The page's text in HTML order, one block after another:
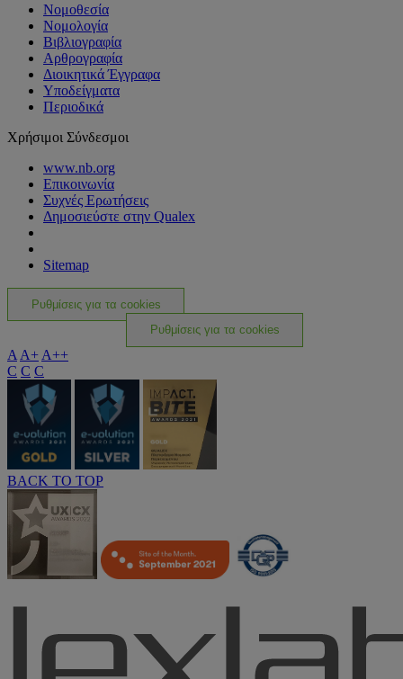
Νομοθεσία
Νομολογία
Βιβλιογραφία
Αρθρογραφία
Διοικητικά Έγγραφα
Υποδείγματα
Περιοδικά
Χρήσιμοι Σύνδεσμοι
www.nb.org
Επικοινωνία
Συχνές Ερωτήσεις
Δημοσιεύστε στην Qualex
Sitemap
Ρυθμίσεις για τα cookies
Ρυθμίσεις για τα cookies
A A+ A++
C C C
BACK TO TOP